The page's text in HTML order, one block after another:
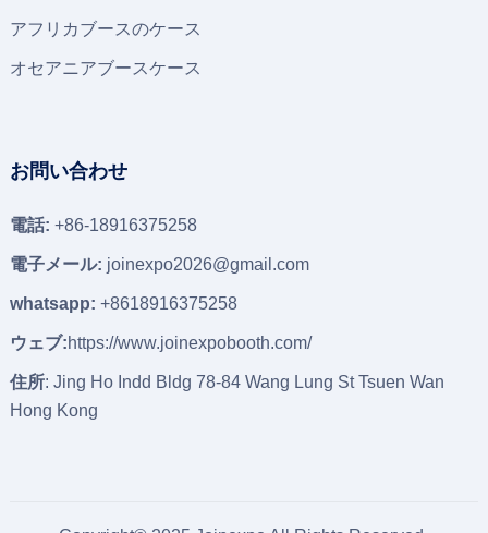
アフリカブースのケース
オセアニアブースケース
お問い合わせ
電話: +86-18916375258
電子メール: joinexpo2026@gmail.com
whatsapp: +8618916375258
ウェブ:https://www.joinexpobooth.com/
住所: Jing Ho Indd Bldg 78-84 Wang Lung St Tsuen Wan
Hong Kong